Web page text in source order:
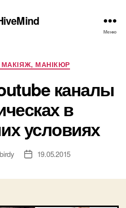
Меню
Категорії
МАКІЯЖ, МАНІКЮР
каналы
в
условиях
Дата19.05.2015